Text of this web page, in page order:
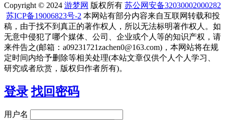
Copyright © 2024 游梦网 版权所有 苏公网安备32030002000282
苏ICP备19006823号-2 本网站有部分内容来自互联网转载和投
稿，由于找不到真正的著作权人，所以无法标明著作权人。如
无意中侵犯了哪个媒体、公司、企业或个人等的知识产权，请
来件告之(邮箱：a09231721zachen0@163.com)，本网站将在规
定时间内给予删除等相关处理(本站文章仅供个人个人学习、
研究或者欣赏，版权归作者所有)。
登录 找回密码
用户名